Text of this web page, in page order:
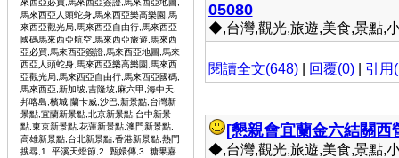
來西亞必買,馬來西亞簽證,馬來西亞地圖,
馬來西亞人頭蛇身,馬來西亞樂高樂園,馬
來西亞觀光局,馬來西亞自由行,馬來西亞
國碼馬來西亞航空,馬來西亞旅遊,馬來西
亞必買,馬來西亞簽證,馬來西亞地圖,馬來
西亞人頭蛇身,馬來西亞樂高樂園,馬來西
亞觀光局,馬來西亞自由行,馬來西亞國碼,
馬來西亞,新加坡,吉隆坡,麻六甲,海中天,
邦喀島,檳城,蘭卡威,沙巴,新景點,台灣新
景點,宜蘭新景點,北京新景點,台中新景
點,東京新景點,花蓮新景點,澳門新景點,
高雄新景點,台北新景點,香港新景點,熱門
搜尋,1. 平溪天燈節,2. 甄嬛傳,3. 糖果嘉
05080
◆,台灣,觀光,旅遊,美食,景點,
閱讀全文(648)| 回覆(0)| 引用
[懇親會宜蘭金六結關西
◆,台灣,觀光,旅遊,美食,景點,